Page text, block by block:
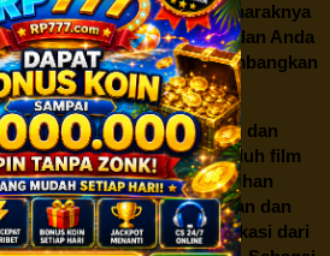
dibahas sebelumnya, maraknya
menimbulkan kontroversi, dan Anda
bijak dalam mempertimbangkan
tindakan tersebut.
persaingan industri hiburan dan
menonton dan mengunduh film
menjadi sebuah pilihan
menawarkan kenyamanan dan
juga harus memahami implikasi dari